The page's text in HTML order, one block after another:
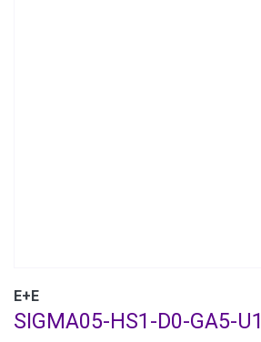
E+E
SIGMA05-HS1-D0-GA5-U1